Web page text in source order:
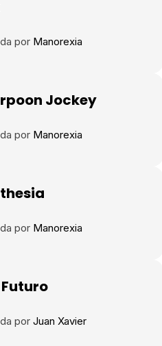
por Manorexia
Jockey
por Manorexia
por Manorexia
por Juan Xavier